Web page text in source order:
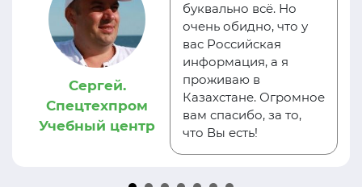
Сергей.
Спецтехпром
Учебный центр
буквально всё. Но
очень обидно, что у
вас Российская
информация, а я
проживаю в
Казахстане. Огромное
вам спасибо, за то,
что Вы есть!